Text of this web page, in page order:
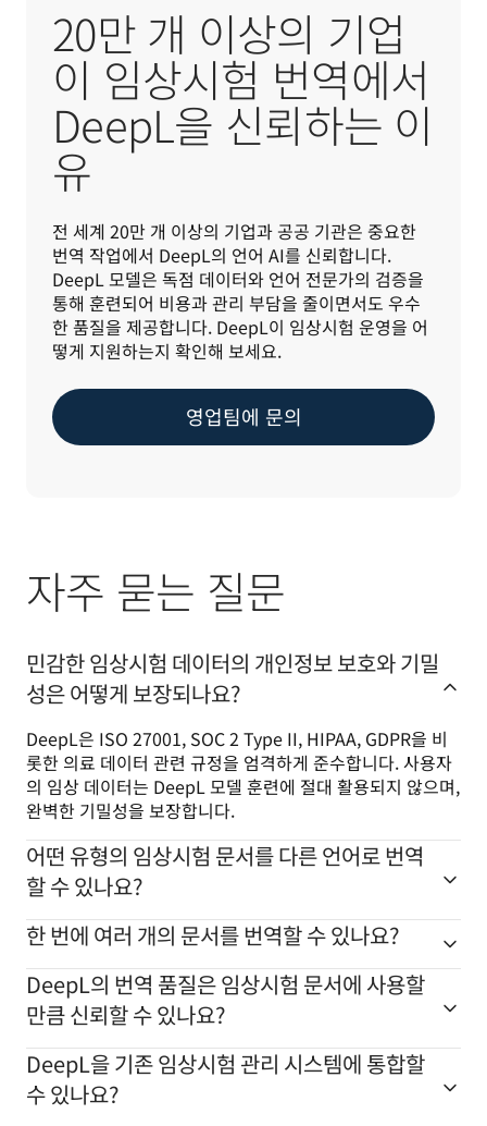
20만 개 이상의 기업
이 임상시험 번역에서
DeepL을 신뢰하는 이
유
전 세계 20만 개 이상의 기업과 공공 기관은 중요한
번역 작업에서 DeepL의 언어 AI를 신뢰합니다.
DeepL 모델은 독점 데이터와 언어 전문가의 검증을
통해 훈련되어 비용과 관리 부담을 줄이면서도 우수
한 품질을 제공합니다. DeepL이 임상시험 운영을 어
떻게 지원하는지 확인해 보세요.
영업팀에 문의
자주 묻는 질문
민감한 임상시험 데이터의 개인정보 보호와 기밀
성은 어떻게 보장되나요?
DeepL은 ISO 27001, SOC 2 Type II, HIPAA, GDPR을 비
롯한 의료 데이터 관련 규정을 엄격하게 준수합니다. 사용자
의 임상 데이터는 DeepL 모델 훈련에 절대 활용되지 않으며,
완벽한 기밀성을 보장합니다.
어떤 유형의 임상시험 문서를 다른 언어로 번역
할 수 있나요?
한 번에 여러 개의 문서를 번역할 수 있나요?
DeepL의 번역 품질은 임상시험 문서에 사용할
만큼 신뢰할 수 있나요?
DeepL을 기존 임상시험 관리 시스템에 통합할
수 있나요?